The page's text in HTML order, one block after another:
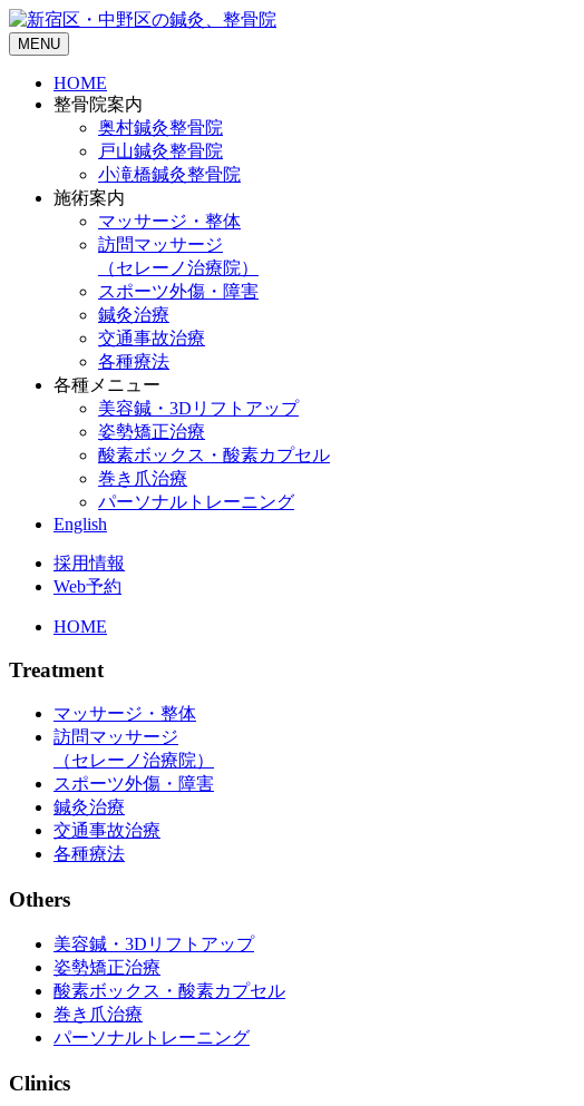
MENU
HOME
整骨院案内
奥村鍼灸整骨院
戸山鍼灸整骨院
小滝橋鍼灸整骨院
施術案内
マッサージ・整体
訪問マッサージ
（セレーノ治療院）
スポーツ外傷・障害
鍼灸治療
交通事故治療
各種療法
各種メニュー
美容鍼・3Dリフトアップ
姿勢矯正治療
酸素ボックス・酸素カプセル
巻き爪治療
パーソナルトレーニング
English
採用情報
Web予約
HOME
Treatment
マッサージ・整体
訪問マッサージ
（セレーノ治療院）
スポーツ外傷・障害
鍼灸治療
交通事故治療
各種療法
Others
美容鍼・3Dリフトアップ
姿勢矯正治療
酸素ボックス・酸素カプセル
巻き爪治療
パーソナルトレーニング
Clinics